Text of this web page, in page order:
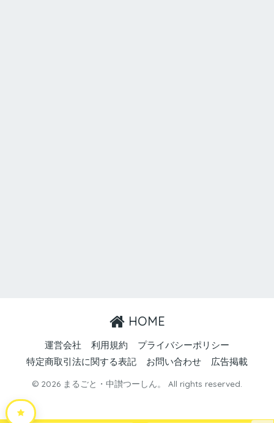
HOME
運営会社 利用規約
プライバシーポリシー
特定商取引法に関する表記
お問い合わせ 広告掲載
© 2026 まるごと・中讃つーしん。 All rights reserved.